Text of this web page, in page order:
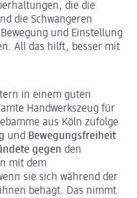
die die
die Schwangeren
und Einstellung
All das hilft, besser mit
in einem guten
Handwerkszeug für
aus Köln zufolge
und Bewegungsfreiheit
gegen den
mit dem
sie sich während der
behagt. Das nimmt